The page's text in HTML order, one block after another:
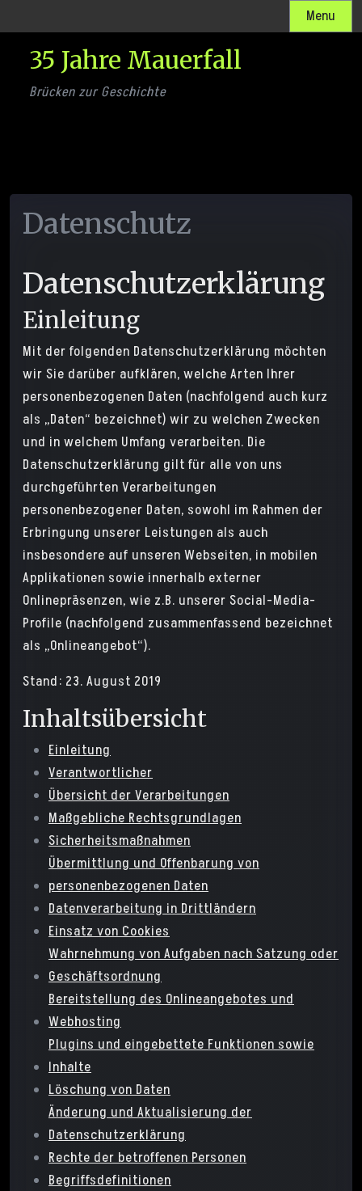
to
content
Menu
35 Jahre Mauerfall
Brücken zur Geschichte
Datenschutz
Datenschutzerklärung
Einleitung
Mit der folgenden Datenschutzerklärung möchten
wir Sie darüber aufklären, welche Arten Ihrer
personenbezogenen Daten (nachfolgend auch kurz
als „Daten“ bezeichnet) wir zu welchen Zwecken
und in welchem Umfang verarbeiten. Die
Datenschutzerklärung gilt für alle von uns
durchgeführten Verarbeitungen
personenbezogener Daten, sowohl im Rahmen der
Erbringung unserer Leistungen als auch
insbesondere auf unseren Webseiten, in mobilen
Applikationen sowie innerhalb externer
Onlinepräsenzen, wie z.B. unserer Social-Media-
Profile (nachfolgend zusammenfassend bezeichnet
als „Onlineangebot“).
Stand: 23. August 2019
Inhaltsübersicht
Einleitung
Verantwortlicher
Übersicht der Verarbeitungen
Maßgebliche Rechtsgrundlagen
Sicherheitsmaßnahmen
Übermittlung und Offenbarung von
personenbezogenen Daten
Datenverarbeitung in Drittländern
Einsatz von Cookies
Wahrnehmung von Aufgaben nach Satzung oder
Geschäftsordnung
Bereitstellung des Onlineangebotes und
Webhosting
Plugins und eingebettete Funktionen sowie
Inhalte
Löschung von Daten
Änderung und Aktualisierung der
Datenschutzerklärung
Rechte der betroffenen Personen
Begriffsdefinitionen